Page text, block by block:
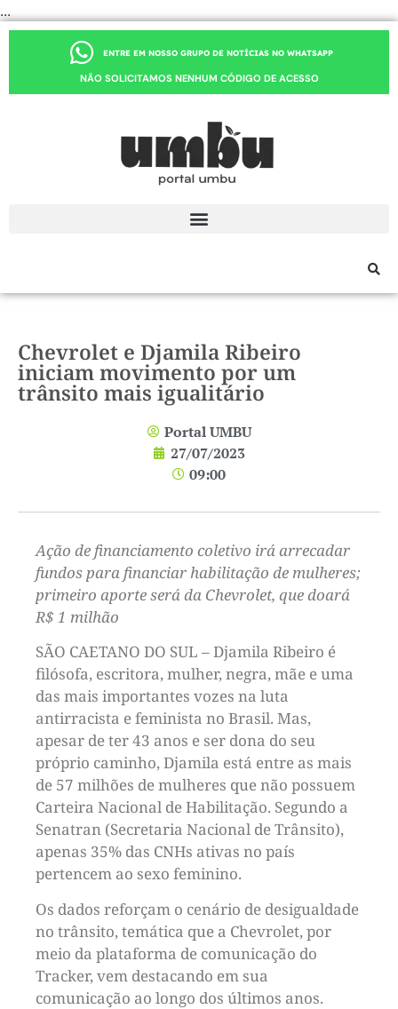
...
ENTRE EM NOSSO GRUPO DE NOTÍCIAS NO WHATSAPP
NÃO SOLICITAMOS NENHUM CÓDIGO DE ACESSO
Chevrolet e Djamila Ribeiro
iniciam movimento por um
trânsito mais igualitário
Portal UMBU
27/07/2023
09:00
Ação de financiamento coletivo irá arrecadar
fundos para financiar habilitação de mulheres;
primeiro aporte será da Chevrolet, que doará
R$ 1 milhão
SÃO CAETANO DO SUL – Djamila Ribeiro é
filósofa, escritora, mulher, negra, mãe e uma
das mais importantes vozes na luta
antirracista e feminista no Brasil. Mas,
apesar de ter 43 anos e ser dona do seu
próprio caminho, Djamila está entre as mais
de 57 milhões de mulheres que não possuem
Carteira Nacional de Habilitação. Segundo a
Senatran (Secretaria Nacional de Trânsito),
apenas 35% das CNHs ativas no país
pertencem ao sexo feminino.
Os dados reforçam o cenário de desigualdade
no trânsito, temática que a Chevrolet, por
meio da plataforma de comunicação do
Tracker, vem destacando em sua
comunicação ao longo dos últimos anos.